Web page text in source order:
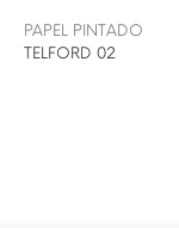
PAPEL PINTADO
TELFORD 02